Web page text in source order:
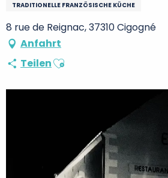
TRADITIONELLE FRANZÖSISCHE KÜCHE
8 rue de Reignac, 37310 Cigogné
Anfahrt
TeilenAjouter aux favoris